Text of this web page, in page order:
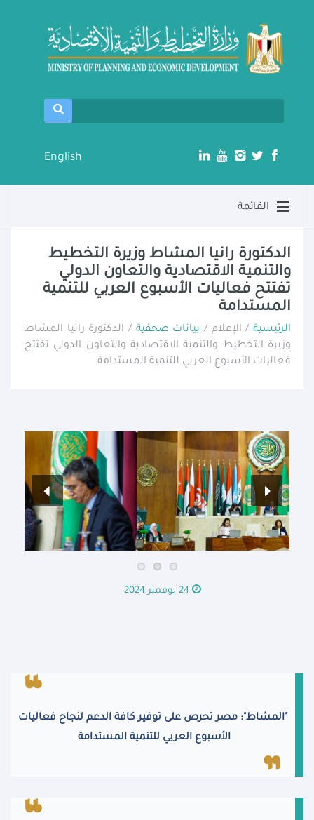
English
القائمة
الدكتورة رانيا المشاط وزيرة التخطيط
والتنمية الاقتصادية والتعاون الدولي
تفتتح فعاليات الأسبوع العربي للتنمية
المستدامة
الرئيسية/ الإعلام / بيانات صحفية / الدكتورة رانيا المشاط
وزيرة التخطيط والتنمية الاقتصادية والتعاون الدولي تفتتح
فعاليات الأسبوع العربي للتنمية المستدامة
24 نوفمبر 2024
"المشاط": مصر تحرص على توفير كافة الدعم لنجاح فعاليات
الأسبوع العربي للتنمية المستدامة